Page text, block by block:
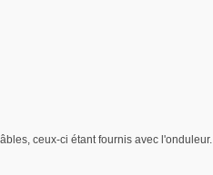
ceux-ci étant fournis avec l'onduleur.